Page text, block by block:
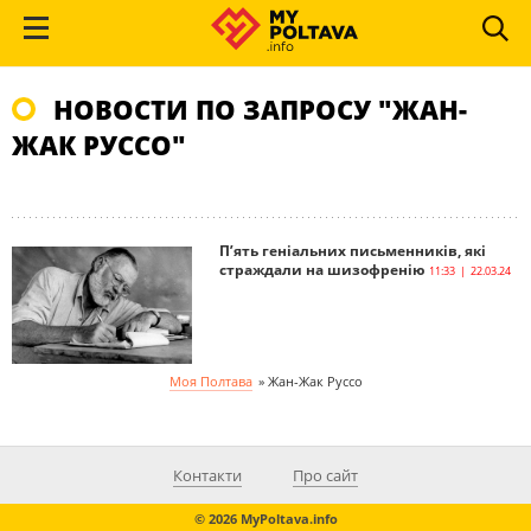
НОВОСТИ ПО ЗАПРОСУ "ЖАН-
ЖАК РУССО"
П’ять геніальних письменників, які
страждали на шизофренію 11:33 | 22.03.24
Моя Полтава » Жан-Жак Руссо
Контакти Про сайт
© 2026 MyPoltava.info